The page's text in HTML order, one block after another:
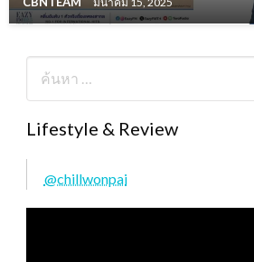
Lifestyle & Review
@chillwonpai